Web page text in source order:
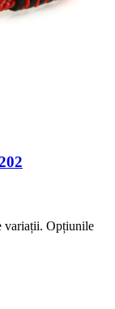
variații. Opțiunile